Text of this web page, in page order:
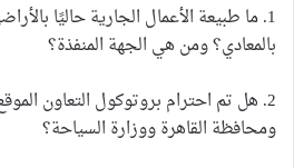
1. ما طبيعة الأعمال الجارية حاليًا
بالمعادي؟ ومن هي الجهة المنفذة؟
ومحافظة القاهرة ووزارة السياحة؟